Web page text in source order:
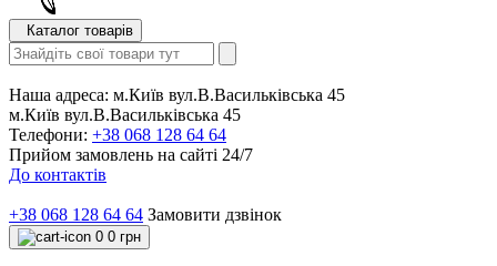
Каталог товарів
Наша адреса: м.Київ вул.В.Васильківська 45
м.Київ вул.В.Васильківська 45
Телефони: +38 068 128 64 64
Прийом замовлень на сайті 24/7
До контактів
+38 068 128 64 64 Замовити дзвінок
0 0 грн